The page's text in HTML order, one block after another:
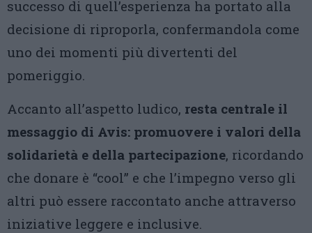
successo di quell’esperienza ha portato alla
decisione di riproporla, confermandola come
uno dei momenti più divertenti del
pomeriggio.
Accanto all’aspetto ludico, resta centrale il
messaggio di Avis: promuovere i valori della
solidarietà e della partecipazione, ricordando
che donare è “cool” e che l’impegno verso gli
altri può essere raccontato anche attraverso
iniziative leggere e inclusive.